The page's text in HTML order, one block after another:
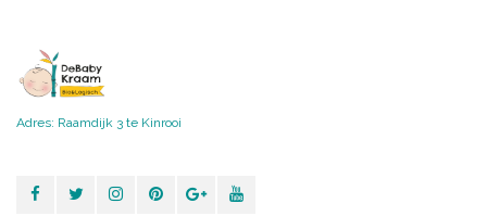
Adres: Raamdijk 3 te Kinrooi